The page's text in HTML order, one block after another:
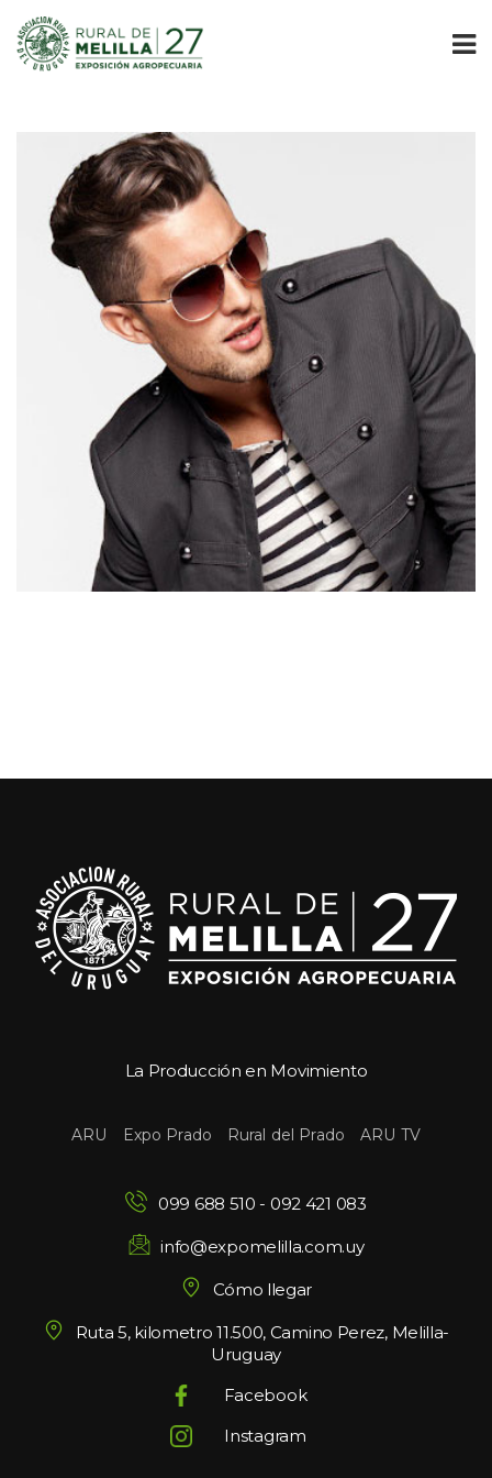
La Producción en Movimiento
ARU Expo Prado Rural del Prado ARU TV
099 688 510 - 092 421 083
info@expomelilla.com.uy
Cómo llegar
Ruta 5, kilometro 11.500, Camino Perez, Melilla-
Uruguay
Facebook
Instagram